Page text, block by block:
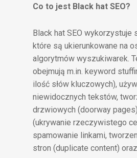
Co to jest Black hat SEO?
Black hat SEO wykorzystuje
które są ukierunkowane na
algorytmów wyszukiwarek.
obejmują m.in. keyword
ilość słów kluczowych),
niewidocznych tekstów,
drzwiowych (doorway
(ukrywanie rzeczywistego
spamowanie linkami,
stron (duplicate content)